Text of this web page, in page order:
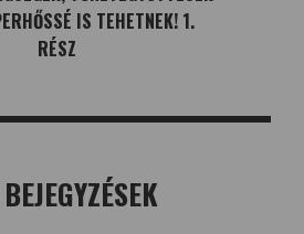
IS TEHETNEK! 1.
RÉSZ